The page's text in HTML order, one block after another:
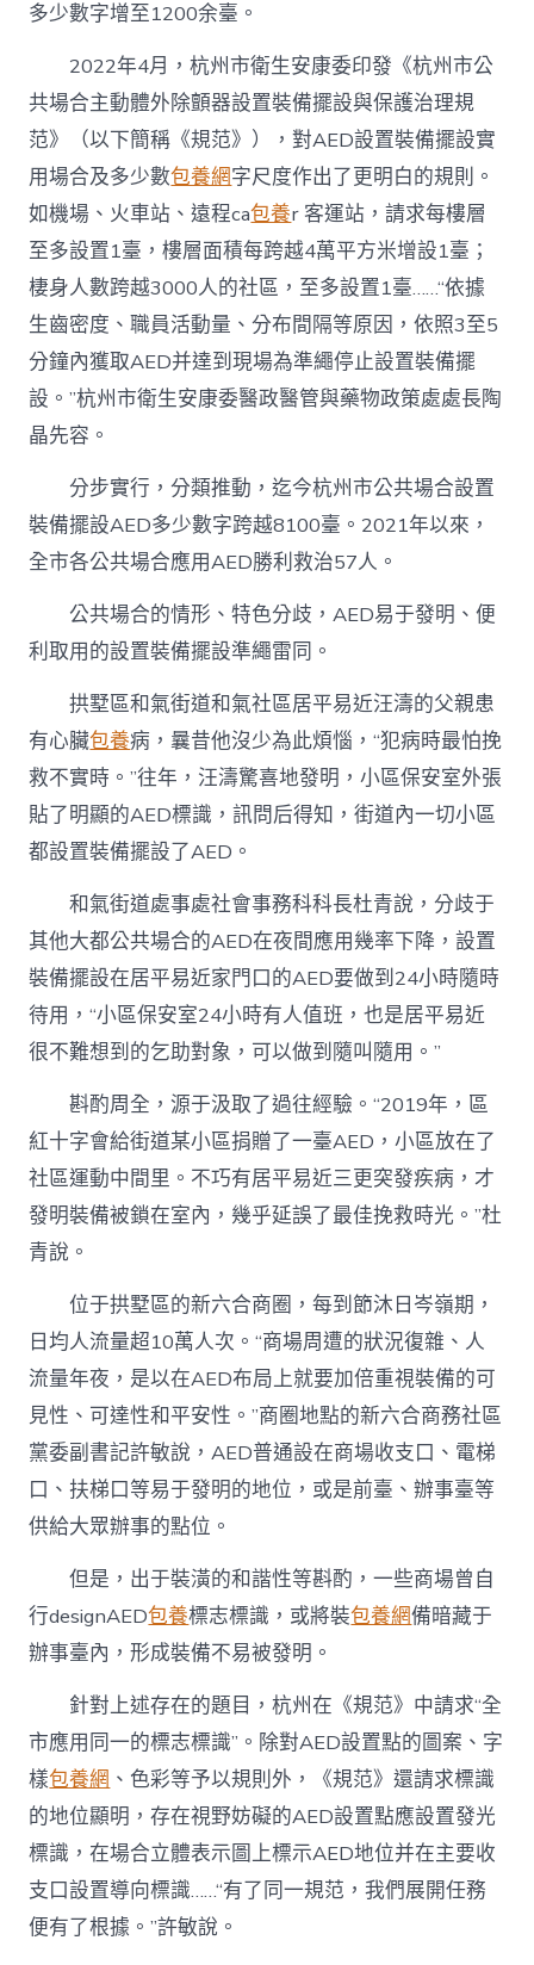
多少數字增至1200余臺。
2022年4月，杭州市衛生安康委印發《杭州市公
共場合主動體外除顫器設置裝備擺設與保護治理規
范》（以下簡稱《規范》），對AED設置裝備擺設實
用場合及多少數包養網字尺度作出了更明白的規則。
如機場、火車站、遠程ca包養r 客運站，請求每樓層
至多設置1臺，樓層面積每跨越4萬平方米增設1臺；
棲身人數跨越3000人的社區，至多設置1臺……“依據
生齒密度、職員活動量、分布間隔等原因，依照3至5
分鐘內獲取AED并達到現場為準繩停止設置裝備擺
設。”杭州市衛生安康委醫政醫管與藥物政策處處長陶
晶先容。
分步實行，分類推動，迄今杭州市公共場合設置
裝備擺設AED多少數字跨越8100臺。2021年以來，
全市各公共場合應用AED勝利救治57人。
公共場合的情形、特色分歧，AED易于發明、便
利取用的設置裝備擺設準繩雷同。
拱墅區和氣街道和氣社區居平易近汪濤的父親患
有心臟包養病，曩昔他沒少為此煩惱，“犯病時最怕挽
救不實時。”往年，汪濤驚喜地發明，小區保安室外張
貼了明顯的AED標識，訊問后得知，街道內一切小區
都設置裝備擺設了AED。
和氣街道處事處社會事務科科長杜青說，分歧于
其他大都公共場合的AED在夜間應用幾率下降，設置
裝備擺設在居平易近家門口的AED要做到24小時隨時
待用，“小區保安室24小時有人值班，也是居平易近
很不難想到的乞助對象，可以做到隨叫隨用。”
斟酌周全，源于汲取了過往經驗。“2019年，區
紅十字會給街道某小區捐贈了一臺AED，小區放在了
社區運動中間里。不巧有居平易近三更突發疾病，才
發明裝備被鎖在室內，幾乎延誤了最佳挽救時光。”杜
青說。
位于拱墅區的新六合商圈，每到節沐日岑嶺期，
日均人流量超10萬人次。“商場周遭的狀況復雜、人
流量年夜，是以在AED布局上就要加倍重視裝備的可
見性、可達性和平安性。”商圈地點的新六合商務社區
黨委副書記許敏說，AED普通設在商場收支口、電梯
口、扶梯口等易于發明的地位，或是前臺、辦事臺等
供給大眾辦事的點位。
但是，出于裝潢的和諧性等斟酌，一些商場曾自
行designAED包養標志標識，或將裝包養網備暗藏于
辦事臺內，形成裝備不易被發明。
針對上述存在的題目，杭州在《規范》中請求“全
市應用同一的標志標識”。除對AED設置點的圖案、字
樣包養網 、色彩等予以規則外，《規范》還請求標識
的地位顯明，存在視野妨礙的AED設置點應設置發光
標識，在場合立體表示圖上標示AED地位并在主要收
支口設置導向標識……“有了同一規范，我們展開任務
便有了根據。”許敏說。